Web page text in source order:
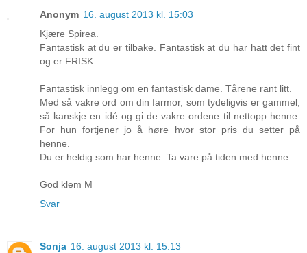
Anonym 16. august 2013 kl. 15:03
Kjære Spirea.
Fantastisk at du er tilbake. Fantastisk at du har hatt det fint
og er FRISK.
Fantastisk innlegg om en fantastisk dame. Tårene rant litt.
Med så vakre ord om din farmor, som tydeligvis er gammel,
så kanskje en idé og gi de vakre ordene til nettopp henne.
For hun fortjener jo å høre hvor stor pris du setter på
henne.
Du er heldig som har henne. Ta vare på tiden med henne.
God klem M
Svar
Sonja 16. august 2013 kl. 15:13